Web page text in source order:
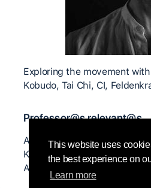
This website uses
the best experience on
Learn more
Exploring the movement
Kobudo, Tai Chi, CI,
Professor@s relevant@s
Anjelika Doniy, Ruslan
Konovalova, Nancy Stark
Andrew Harwood, Natanja